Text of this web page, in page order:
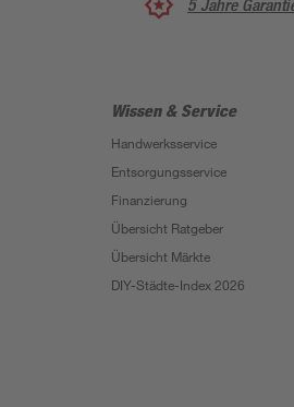
5 Jahre
Wissen & Service
Handwerksservice
Entsorgungsservice
Finanzierung
Übersicht Ratgeber
Übersicht Märkte
DIY-Städte-Index 2026